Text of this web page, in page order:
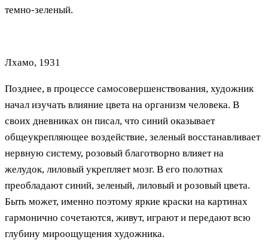
темно-зеленый.
Лхамо, 1931
Позднее, в процессе самосовершенствования, художник
начал изучать влияние цвета на организм человека. В
своих дневниках он писал, что синий оказывает
общеукрепляющее воздействие, зеленый восстанавливает
нервную систему, розовый благотворно влияет на
желудок, лиловый укрепляет мозг. В его полотнах
преобладают синий, зеленый, лиловый и розовый цвета.
Быть может, именно поэтому яркие краски на картинах
гармонично сочетаются, живут, играют и передают всю
глубину мироощущения художника.